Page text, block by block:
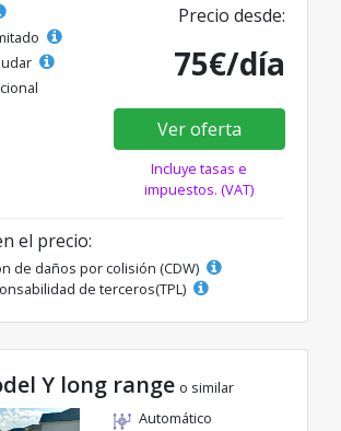
Precio desde:
75€/día
Ver oferta
Incluye tasas e
impuestos. (VAT)
el precio:
de daños por colisión (CDW)
de terceros(TPL)
Y long range o similar
Automático